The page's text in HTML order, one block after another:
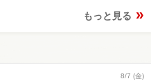
もっと見る
8/7 (金)